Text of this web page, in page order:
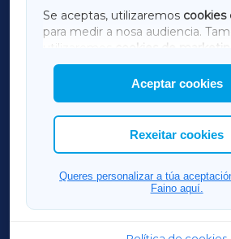
Se aceptas, utilizaremos cookies
para medir a nosa audiencia.
utilizaremos
cookies de marketing
mostrar publicidade de terceiros.
Así mesmo, podes personalizar a
cookies que desexas permitir.
Aceptar cookies
Rexeitar cookies
Queres personalizar a túa
Faino aquí.
AMARIÑAXA
RIBEIRASACRAXA
ACORUÑAXA
FERROLXA
OURENSEXA